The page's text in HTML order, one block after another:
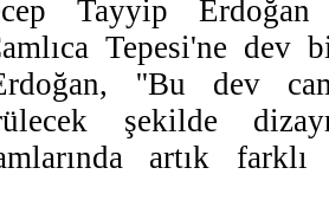
Tayyip
Tepesi'ne dev
Erdoğan, ''Bu dev
şekilde
artık farklı